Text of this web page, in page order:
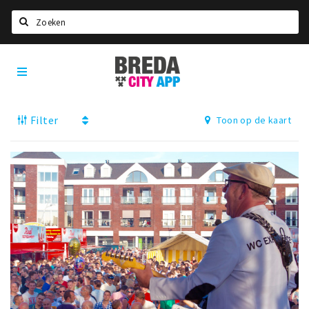
Home
Deals
Nieuws, interviews & blogs
Eten
Drinken
Slapen
Recreatief
Winkels
Breda
City
App
Filter Toon op de kaart